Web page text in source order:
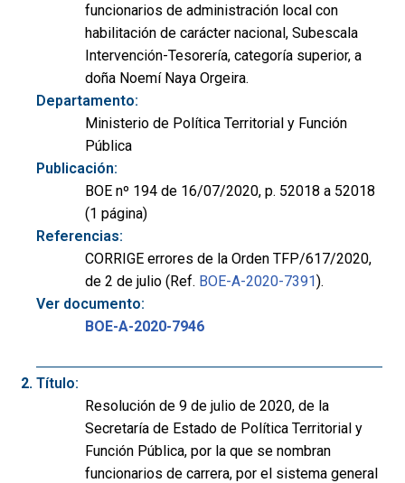
funcionarios de administración local con
habilitación de carácter nacional, Subescala
Intervención-Tesorería, categoría superior, a
doña Noemí Naya Orgeira.
Departamento:
Ministerio de Política Territorial y Función
Pública
Publicación:
BOE nº 194 de 16/07/2020, p. 52018 a 52018
(1 página)
Referencias:
CORRIGE errores de la Orden TFP/617/2020,
de 2 de julio (Ref. BOE-A-2020-7391).
Ver documento:
BOE-A-2020-7946
Título:
Resolución de 9 de julio de 2020, de la
Secretaría de Estado de Política Territorial y
Función Pública, por la que se nombran
funcionarios de carrera, por el sistema general